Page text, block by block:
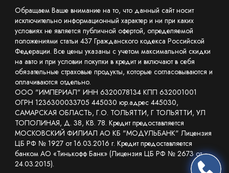
Обращаем Ваше внимание на то, что данный сайт носит
исключительно информационный характер и ни при каких
условиях не является публичной офертой, определяемой
положениями статьи 437 Гражданского кодекса Российской
Федерации. Все цены указаны с учетом максимальной скидки
на авто и при условии покупки в кредит и включают в себя
обязательные страховые продукты, которые согласовываются и
оплачиваются отдельно.
ООО "ИМПЕРИАЛ" ИНН 6320078134 КПП 632001001
ОГРН 1236300033705 445030 юр.адрес 445030,
САМАРСКАЯ ОБЛАСТЬ, Г.О. ТОЛЬЯТТИ, Г ТОЛЬЯТТИ, УЛ
ТОПОЛИНАЯ, Д. 38, КВ. 78. Кредит предоставляется
МОСКОВСКИЙ ФИЛИАЛ АО КБ "МОДУЛЬБАНК" Лицензия
ЦБ РФ № 1927 от 16.03.2016 г. Кредит предоставляется
банком АО «Тинькофф Банк» (Лицензия ЦБ РФ № 2673 от
24.03.2015).